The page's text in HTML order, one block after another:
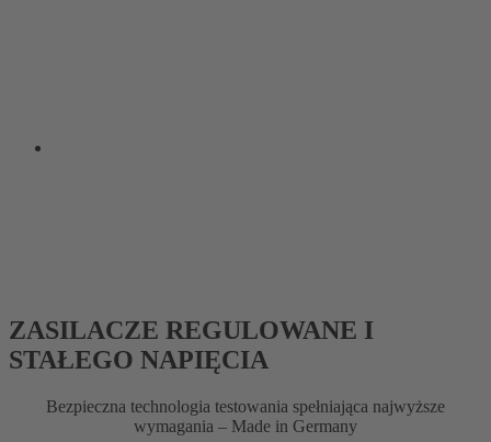
ZASILACZE REGULOWANE I
STAŁEGO NAPIĘCIA
Bezpieczna technologia testowania spełniająca najwyższe
wymagania – Made in Germany